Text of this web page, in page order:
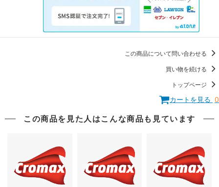
この商品について問い合わせる
買い物を続ける
トップページ
カートを見る 0
この商品を見た人はこんな商品も見ています